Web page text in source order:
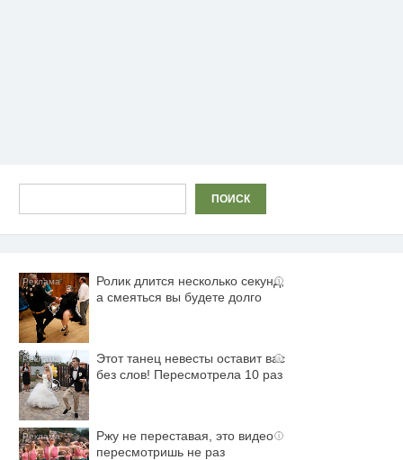
ПОИСК
i
Ролик длится несколько секунд,
а смеяться вы будете долго
i
Этот танец невесты оставит вас
без слов! Пересмотрела 10 раз
i
Ржу не переставая, это видео
пересмотришь не раз